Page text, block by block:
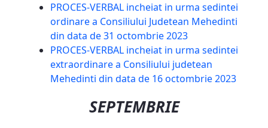
PROCES-VERBAL incheiat in urma sedintei
ordinare a Consiliului Judetean Mehedinti
din data de 31 octombrie 2023
PROCES-VERBAL incheiat in urma sedintei
extraordinare a Consiliului judetean
Mehedinti din data de 16 octombrie 2023
SEPTEMBRIE